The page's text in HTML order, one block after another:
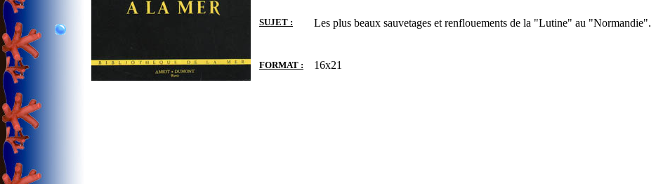
SUJET : Les plus beaux sauvetages et renflouements de la "Lutine" au "Normandie".
FORMAT : 16x21